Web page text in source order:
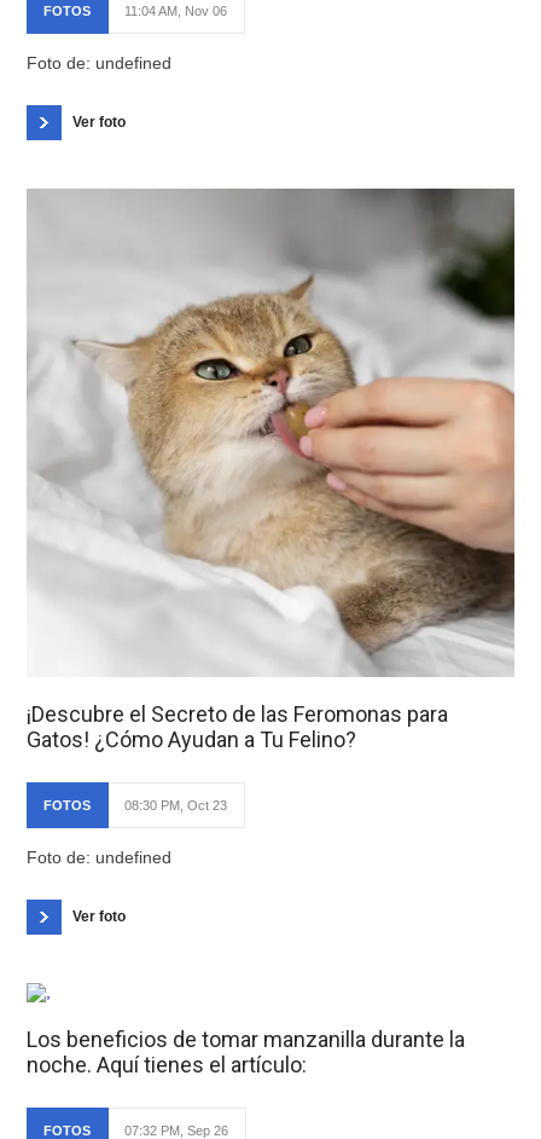
FOTOS 11:04 AM, Nov 06
Foto de: undefined
Ver foto
¡Descubre el Secreto de las Feromonas para
Gatos! ¿Cómo Ayudan a Tu Felino?
FOTOS 08:30 PM, Oct 23
Foto de: undefined
Ver foto
Los beneficios de tomar manzanilla durante la
noche. Aquí tienes el artículo:
FOTOS 07:32 PM, Sep 26